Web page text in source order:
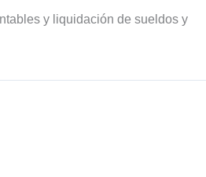
y liquidación de sueldos y